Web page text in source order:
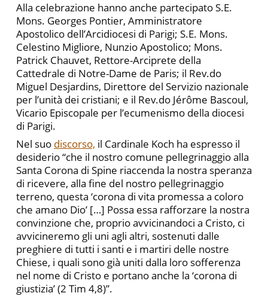
Alla celebrazione hanno anche partecipato S.E.
Mons. Georges Pontier, Amministratore
Apostolico dell’Arcidiocesi di Parigi; S.E. Mons.
Celestino Migliore, Nunzio Apostolico; Mons.
Patrick Chauvet, Rettore-Arciprete della
Cattedrale di Notre-Dame de Paris; il Rev.do
Miguel Desjardins, Direttore del Servizio nazionale
per l’unità dei cristiani; e il Rev.do Jérôme Bascoul,
Vicario Episcopale per l’ecumenismo della diocesi
di Parigi.
Nel suo discorso, il Cardinale Koch ha espresso il
desiderio “che il nostro comune pellegrinaggio alla
Santa Corona di Spine riaccenda la nostra speranza
di ricevere, alla fine del nostro pellegrinaggio
terreno, questa ‘corona di vita promessa a coloro
che amano Dio’ […] Possa essa rafforzare la nostra
convinzione che, proprio avvicinandoci a Cristo, ci
avvicineremo gli uni agli altri, sostenuti dalle
preghiere di tutti i santi e i martiri delle nostre
Chiese, i quali sono già uniti dalla loro sofferenza
nel nome di Cristo e portano anche la ‘corona di
giustizia’ (2 Tim 4,8)”.